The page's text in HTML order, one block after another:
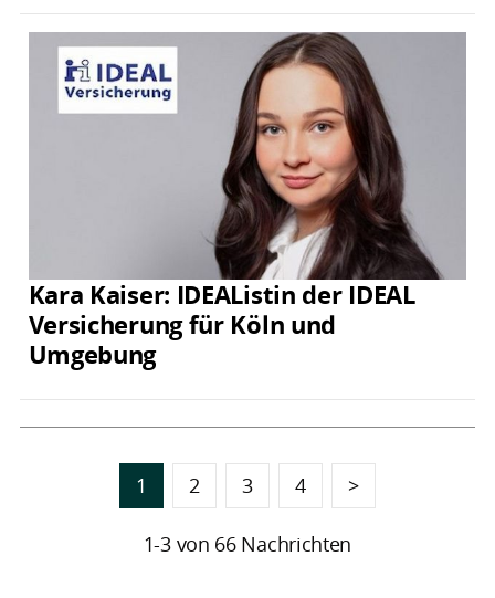
Kara Kaiser: IDEAListin der IDEAL
Versicherung für Köln und
Umgebung
1 2 3 4 >
1-3 von 66 Nachrichten